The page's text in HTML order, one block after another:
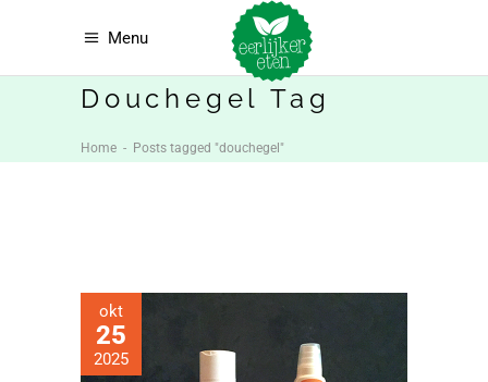
Menu
Douchegel Tag
Home - Posts tagged "douchegel"
okt
25
2025